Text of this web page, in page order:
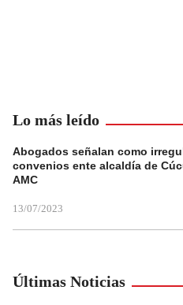
Lo más leído
Abogados señalan como
convenios ente alcaldía de
AMC
13/07/2023
Últimas Noticias